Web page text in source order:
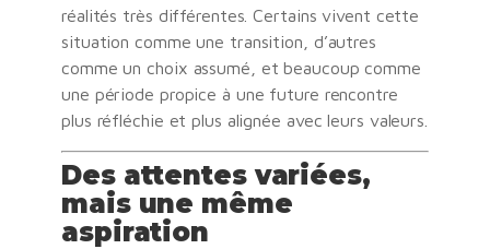
réalités très différentes. Certains vivent cette
situation comme une transition, d’autres
comme un choix assumé, et beaucoup comme
une période propice à une future rencontre
plus réfléchie et plus alignée avec leurs valeurs.
Des attentes variées,
mais une même
aspiration